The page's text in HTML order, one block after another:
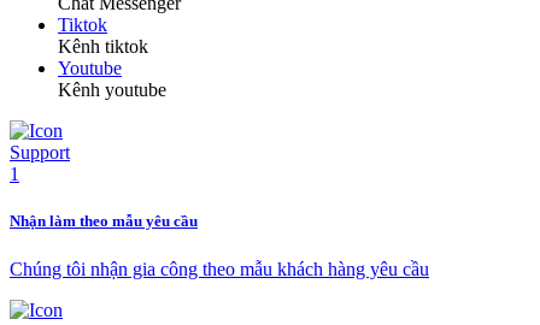
Tiktok
Kênh tiktok
Youtube
Kênh youtube
Nhận làm theo mẫu yêu cầu
Chúng tôi nhận gia công theo mẫu khách hàng yêu cầu